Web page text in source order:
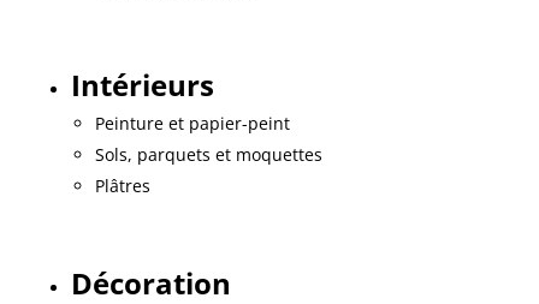
Intérieurs
Peinture et papier-peint
Sols, parquets et moquettes
Plâtres
Décoration